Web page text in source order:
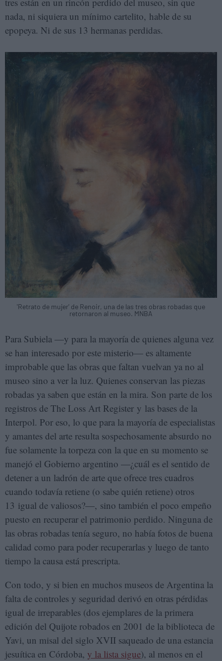
nada, ni siquiera un mínimo cartelito, hable de su
epopeya. Ni de sus 13 hermanas perdidas.
'Retrato de mujer' de Renoir, una de las tres obras robadas que
retornaron al museo. MNBA
Para Subiela —y para la mayoría de quienes alguna vez
se han interesado por este misterio— es altamente
improbable que las obras que faltan vuelvan ya no al
museo sino a ver la luz. Quienes conservan las piezas
robadas ya saben que están en la mira. Son parte de los
registros de The Loss Art Register y las bases de la
Interpol. Por eso, lo que para la mayoría de especialistas
y amantes del arte resulta sospechosamente absurdo no
fue solamente la torpeza con la que en su momento se
manejó el Gobierno argentino —¿cuál es el sentido de
detener a un ladrón de arte que ofrece tres cuadros
cuando todavía retiene (o sabe quién retiene) otros
13 igual de valiosos?—, sino también el poco empeño
puesto en recuperar el patrimonio perdido. Ninguna de
las obras robadas tenía seguro, no había fotos de buena
calidad como para poder recuperarlas y luego de tanto
tiempo la causa está prescripta.
Con todo, y si bien en muchos museos de Argentina la
falta de controles y seguridad derivó en otras pérdidas
igual de irreparables (dos ejemplares de la primera
edición del Quijote robados en 2001 de la biblioteca de
Yavi, un misal del siglo XVII saqueado de una estancia
jesuítica en Córdoba, y la lista sigue), al menos en el